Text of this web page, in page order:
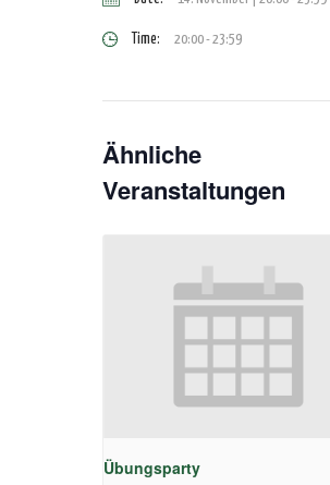
Time: 20:00 - 23:59
Ähnliche
Veranstaltungen
Übungsparty